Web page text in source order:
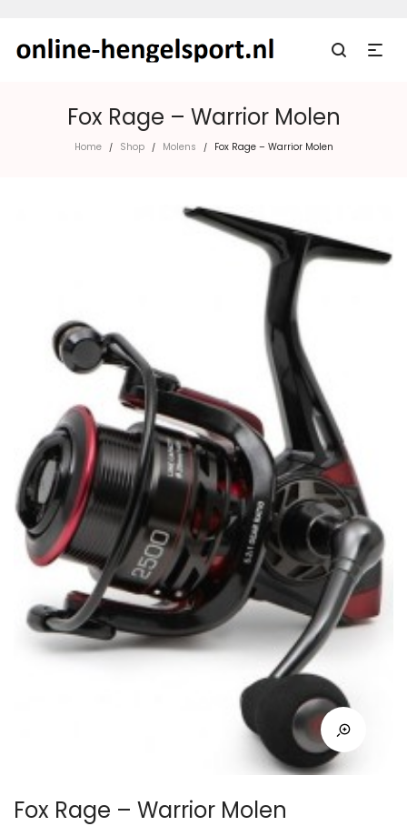
Fox Rage – Warrior Molen
Home / Shop / Molens / Fox Rage – Warrior Molen
Fox Rage – Warrior Molen